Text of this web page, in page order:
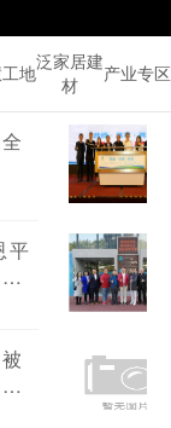
地
泛家居建
材
产业专区
平